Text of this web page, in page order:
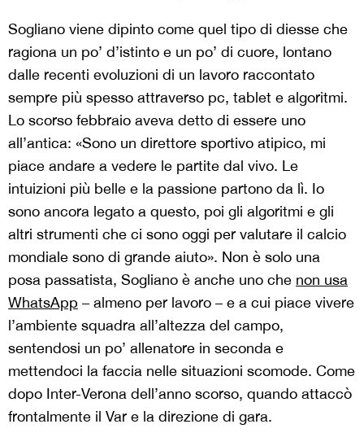
Sogliano viene dipinto come quel tipo di diesse che
ragiona un po’ d’istinto e un po’ di cuore, lontano
dalle recenti evoluzioni di un lavoro raccontato
sempre più spesso attraverso pc, tablet e algoritmi.
Lo scorso febbraio aveva detto di essere uno
all’antica: «Sono un direttore sportivo atipico, mi
piace andare a vedere le partite dal vivo. Le
intuizioni più belle e la passione partono da lì. Io
sono ancora legato a questo, poi gli algoritmi e gli
altri strumenti che ci sono oggi per valutare il calcio
mondiale sono di grande aiuto». Non è solo una
posa passatista, Sogliano è anche uno che non usa
WhatsApp – almeno per lavoro – e a cui piace vivere
l’ambiente squadra all’altezza del campo,
sentendosi un po’ allenatore in seconda e
mettendoci la faccia nelle situazioni scomode. Come
dopo Inter-Verona dell’anno scorso, quando attaccò
frontalmente il Var e la direzione di gara.